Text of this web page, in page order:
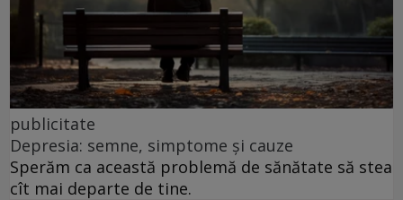
publicitate
Depresia: semne, simptome și cauze
Sperăm ca această problemă de sănătate să stea
cît mai departe de tine.